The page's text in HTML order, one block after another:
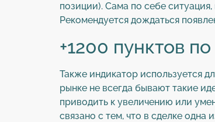
позиции). Сама по себе
Рекомендуется дождаться
+1200 пунктов
Также индикатор используется
рынке не всегда бывают такие
приводить к увеличению или
связано с тем, что в сделке одна